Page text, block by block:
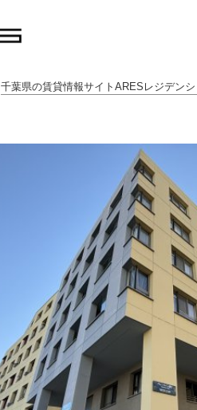
千葉県の賃貸情報サイトARESレジデン